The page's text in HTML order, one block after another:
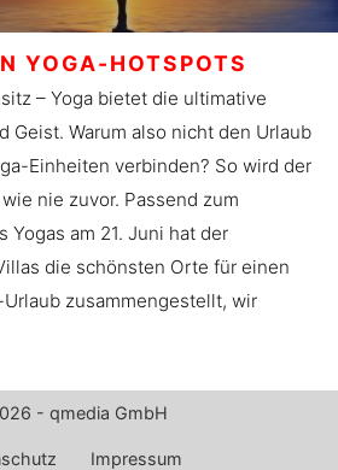
YOGA-HOTSPOTS
– Yoga bietet die ultimative
Geist. Warum also nicht den Urlaub
Einheiten verbinden? So wird der
nie zuvor. Passend zum
Yogas am 21. Juni hat der
die schönsten Orte für einen
zusammengestellt, wir
- qmedia GmbH
Impressum